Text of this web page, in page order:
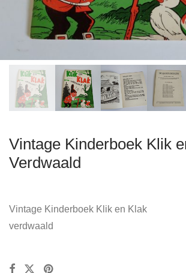
Vintage Kinderboek Klik
Verdwaald
Vintage Kinderboek Klik en Klak
verdwaald